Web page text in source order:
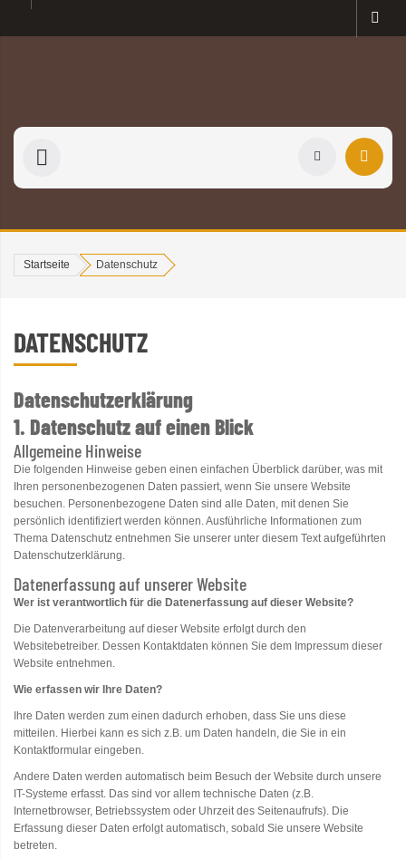
Startseite Datenschutz
DATENSCHUTZ
Datenschutzerklärung
1. Datenschutz auf einen Blick
Allgemeine Hinweise
Die folgenden Hinweise geben einen einfachen Überblick darüber, was mit
Ihren personenbezogenen Daten passiert, wenn Sie unsere Website
besuchen. Personenbezogene Daten sind alle Daten, mit denen Sie
persönlich identifiziert werden können. Ausführliche Informationen zum
Thema Datenschutz entnehmen Sie unserer unter diesem Text aufgeführten
Datenschutzerklärung.
Datenerfassung auf unserer Website
Wer ist verantwortlich für die Datenerfassung auf dieser Website?
Die Datenverarbeitung auf dieser Website erfolgt durch den
Websitebetreiber. Dessen Kontaktdaten können Sie dem Impressum dieser
Website entnehmen.
Wie erfassen wir Ihre Daten?
Ihre Daten werden zum einen dadurch erhoben, dass Sie uns diese
mitteilen. Hierbei kann es sich z.B. um Daten handeln, die Sie in ein
Kontaktformular eingeben.
Andere Daten werden automatisch beim Besuch der Website durch unsere
IT-Systeme erfasst. Das sind vor allem technische Daten (z.B.
Internetbrowser, Betriebssystem oder Uhrzeit des Seitenaufrufs). Die
Erfassung dieser Daten erfolgt automatisch, sobald Sie unsere Website
betreten.